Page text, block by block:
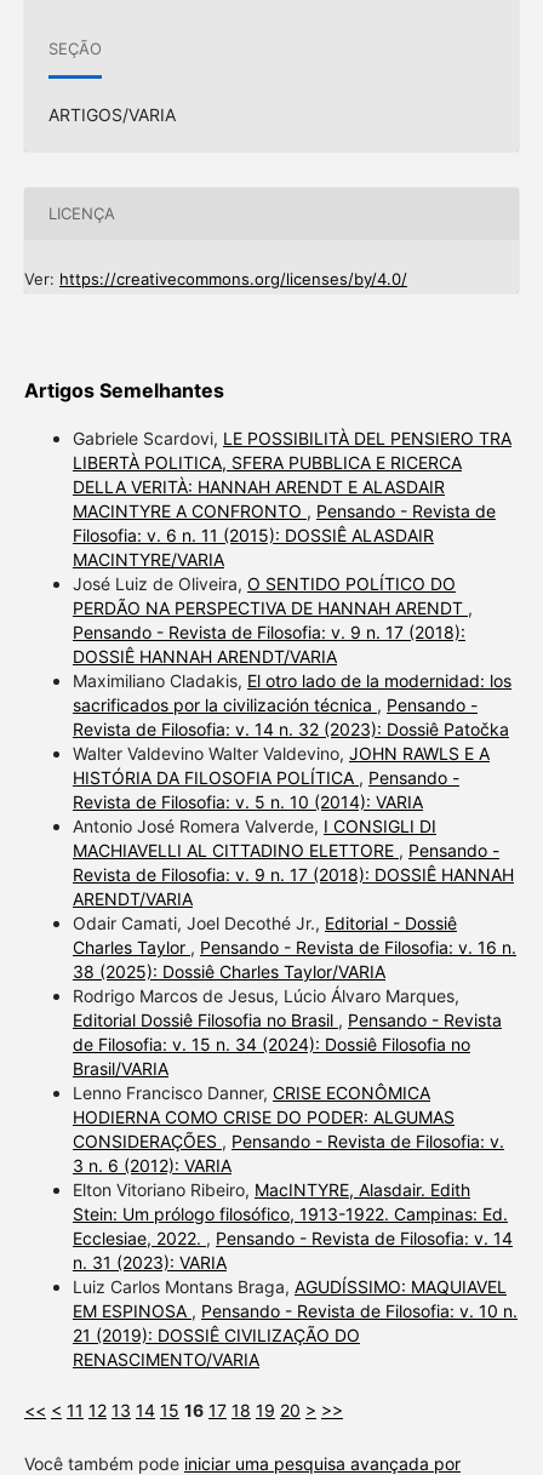
SEÇÃO
ARTIGOS/VARIA
LICENÇA
Ver: https://creativecommons.org/licenses/by/4.0/
Artigos Semelhantes
Gabriele Scardovi, LE POSSIBILITÀ DEL PENSIERO TRA
LIBERTÀ POLITICA, SFERA PUBBLICA E RICERCA
DELLA VERITÀ: HANNAH ARENDT E ALASDAIR
MACINTYRE A CONFRONTO , Pensando - Revista de
Filosofia: v. 6 n. 11 (2015): DOSSIÊ ALASDAIR
MACINTYRE/VARIA
José Luiz de Oliveira, O SENTIDO POLÍTICO DO
PERDÃO NA PERSPECTIVA DE HANNAH ARENDT ,
Pensando - Revista de Filosofia: v. 9 n. 17 (2018):
DOSSIÊ HANNAH ARENDT/VARIA
Maximiliano Cladakis, El otro lado de la modernidad: los
sacrificados por la civilización técnica , Pensando -
Revista de Filosofia: v. 14 n. 32 (2023): Dossiê Patočka
Walter Valdevino Walter Valdevino, JOHN RAWLS E A
HISTÓRIA DA FILOSOFIA POLÍTICA , Pensando -
Revista de Filosofia: v. 5 n. 10 (2014): VARIA
Antonio José Romera Valverde, I CONSIGLI DI
MACHIAVELLI AL CITTADINO ELETTORE , Pensando -
Revista de Filosofia: v. 9 n. 17 (2018): DOSSIÊ HANNAH
ARENDT/VARIA
Odair Camati, Joel Decothé Jr., Editorial - Dossiê
Charles Taylor , Pensando - Revista de Filosofia: v. 16 n.
38 (2025): Dossiê Charles Taylor/VARIA
Rodrigo Marcos de Jesus, Lúcio Álvaro Marques,
Editorial Dossiê Filosofia no Brasil , Pensando - Revista
de Filosofia: v. 15 n. 34 (2024): Dossiê Filosofia no
Brasil/VARIA
Lenno Francisco Danner, CRISE ECONÔMICA
HODIERNA COMO CRISE DO PODER: ALGUMAS
CONSIDERAÇÕES , Pensando - Revista de Filosofia: v.
3 n. 6 (2012): VARIA
Elton Vitoriano Ribeiro, MacINTYRE, Alasdair. Edith
Stein: Um prólogo filosófico, 1913-1922. Campinas: Ed.
Ecclesiae, 2022. , Pensando - Revista de Filosofia: v. 14
n. 31 (2023): VARIA
Luiz Carlos Montans Braga, AGUDÍSSIMO: MAQUIAVEL
EM ESPINOSA , Pensando - Revista de Filosofia: v. 10 n.
21 (2019): DOSSIÊ CIVILIZAÇÃO DO
RENASCIMENTO/VARIA
<< < 11 12 13 14 15 16 17 18 19 20 > >>
Você também pode iniciar uma pesquisa avançada por